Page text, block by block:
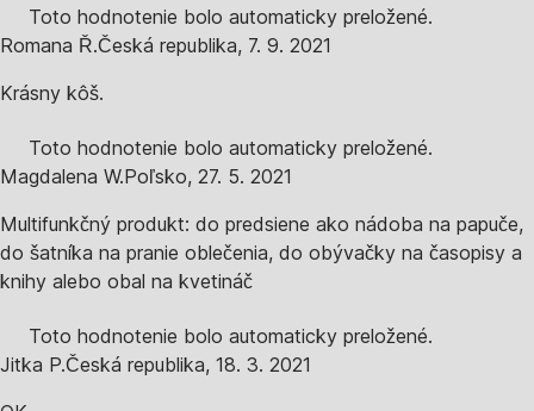
Toto hodnotenie bolo automaticky preložené.
Romana Ř.Česká republika, 7. 9. 2021
Krásny kôš.
Toto hodnotenie bolo automaticky preložené.
Magdalena W.Poľsko, 27. 5. 2021
Multifunkčný produkt: do predsiene ako nádoba na papuče,
do šatníka na pranie oblečenia, do obývačky na časopisy a
knihy alebo obal na kvetináč
Toto hodnotenie bolo automaticky preložené.
Jitka P.Česká republika, 18. 3. 2021